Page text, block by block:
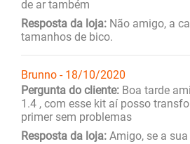
de ar também
Resposta da loja: Não amigo, a
tamanhos de bico.
Brunno - 18/10/2020
Pergunta do cliente: Boa tarde
1.4 , com esse kit aí posso
primer sem problemas
Resposta da loja: Amigo, se a